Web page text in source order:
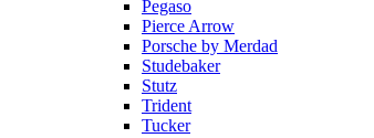
Pegaso
Pierce Arrow
Porsche by Merdad
Studebaker
Stutz
Trident
Tucker